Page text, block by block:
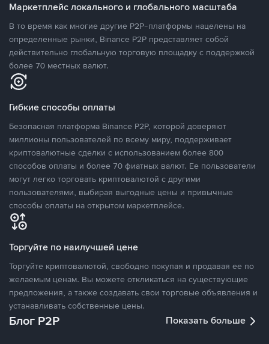
Маркетплейс локального и глобального масштаба
В то время как многие другие P2P-платформы нацелены на
определенные рынки, Binance P2P представляет собой
действительно глобальную торговую площадку с поддержкой
более 70 местных валют.
Гибкие способы оплаты
Безопасная платформа Binance P2P, которой доверяют
миллионы пользователей по всему миру, поддерживает
криптовалютные сделки с использованием более 800
способов оплаты и более 70 фиатных валют. Ее пользователи
могут легко торговать криптовалютой с другими
пользователями, выбирая выгодные цены и привычные
способы оплаты на открытом маркетплейсе.
Торгуйте по наилучшей цене
Торгуйте криптовалютой, свободно покупая и продавая ее по
желаемым ценам. Вы можете откликаться на существующие
предложения, а также создавать свои торговые объявления и
устанавливать собственные цены.
Блог P2P Показать больше